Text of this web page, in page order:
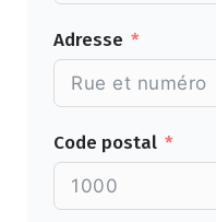
Adresse
Code postal